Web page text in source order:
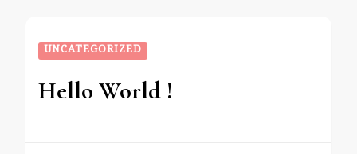
UNCATEGORIZED
Hello World !